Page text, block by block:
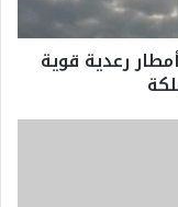
رعدية قوية